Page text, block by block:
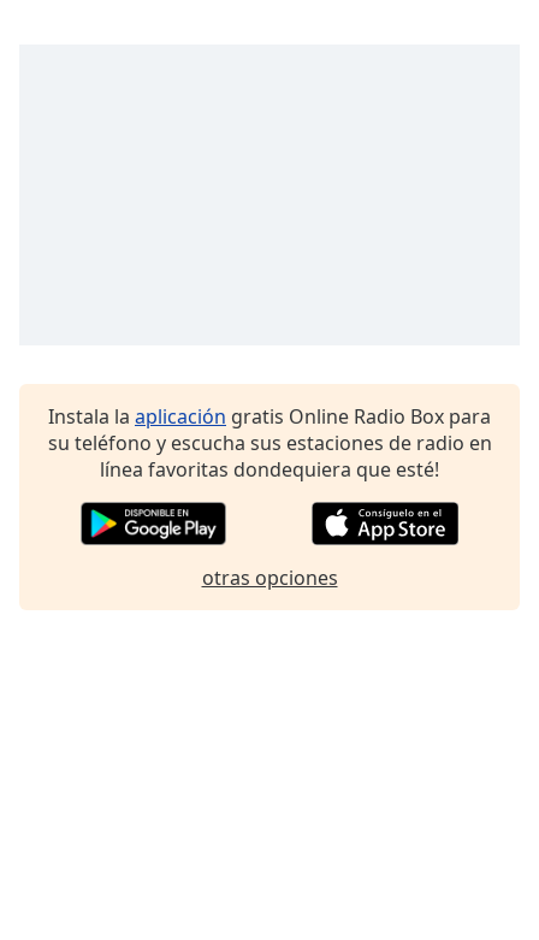
Instala la aplicación gratis Online Radio Box para
su teléfono y escucha sus estaciones de radio en
línea favoritas dondequiera que esté!
otras opciones